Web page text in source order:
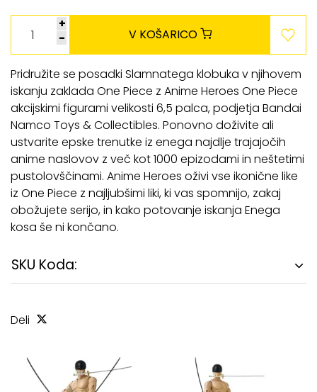
+
-
V KOŠARICO
Pridružite se posadki Slamnatega klobuka v njihovem
iskanju zaklada One Piece z Anime Heroes One Piece
akcijskimi figurami velikosti 6,5 palca, podjetja Bandai
Namco Toys & Collectibles. Ponovno doživite ali
ustvarite epske trenutke iz enega najdlje trajajočih
anime naslovov z več kot 1000 epizodami in neštetimi
pustolovščinami. Anime Heroes oživi vse ikonične like
iz One Piece z najljubšimi liki, ki vas spomnijo, zakaj
obožujete serijo, in kako potovanje iskanja Enega
kosa še ni končano.
SKU Koda:
Deli